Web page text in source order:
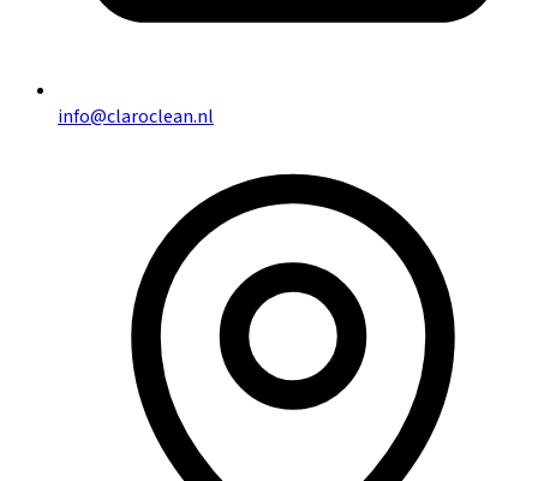
info@claroclean.nl